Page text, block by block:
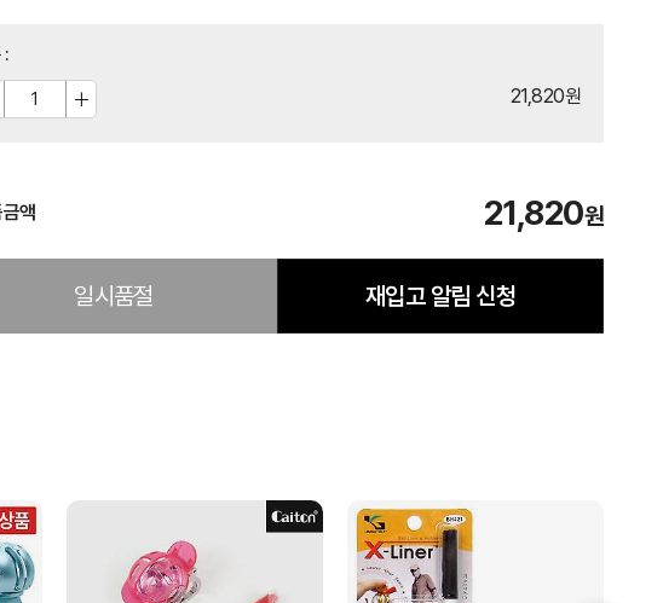
:
21,820원
액 21,820원
일시품절 재입고 알림 신청